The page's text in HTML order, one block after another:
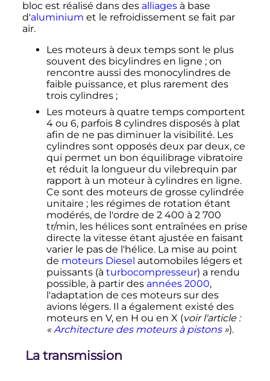
bloc est réalisé dans des alliagesà base
d'aluminium et le refroidissement se fait par
air.
Les moteurs à deux temps sont le plus
souvent des bicylindres en ligne ; on
rencontre aussi des monocylindres de
faible puissance, et plus rarement des
trois cylindres ;
Les moteurs à quatre temps comportent
4 ou 6, parfois 8 cylindresdisposés à plat
afin de ne pas diminuer la visibilité. Les
cylindres sont opposés deux par deux, ce
qui permet un bon équilibrage vibratoire
et réduit la longueur du vilebrequin par
rapport à un moteur à cylindres en ligne.
Ce sont des moteurs de grosse cylindrée
unitaire ; les régimes de rotation étant
modérés, de l'ordre de 2 400 à 2 700
tr/min, les hélices sont entraînées en prise
directe la vitesse étant ajustée en faisant
varier le pas de l'hélice. La mise au point
de moteurs Diesel automobiles légers et
puissants (à turbocompresseur) a rendu
possible, à partir des années 2000,
l'adaptation de ces moteurs sur des
avions légers. Il a également existé des
moteurs en V, en H ou en X (voir l'article :
« Architecture des moteurs à pistons »).
La transmission